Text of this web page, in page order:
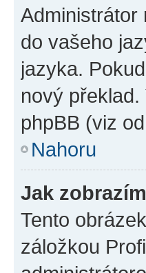
Administrátor
do vašeho
jazyka.
nový
phpBB (viz
Nahoru
Jak
Tento
záložkou